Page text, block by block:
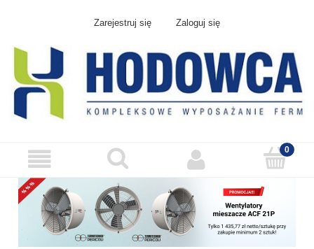
Zarejestruj się Zaloguj się